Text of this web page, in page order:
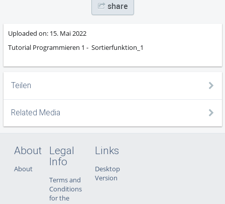
share
Uploaded on: 15. Mai 2022
Tutorial Programmieren 1 - Sortierfunktion_1
Teilen
Related Media
About
About
Legal
Info
Terms and
Conditions
for the
Links
Desktop
Version